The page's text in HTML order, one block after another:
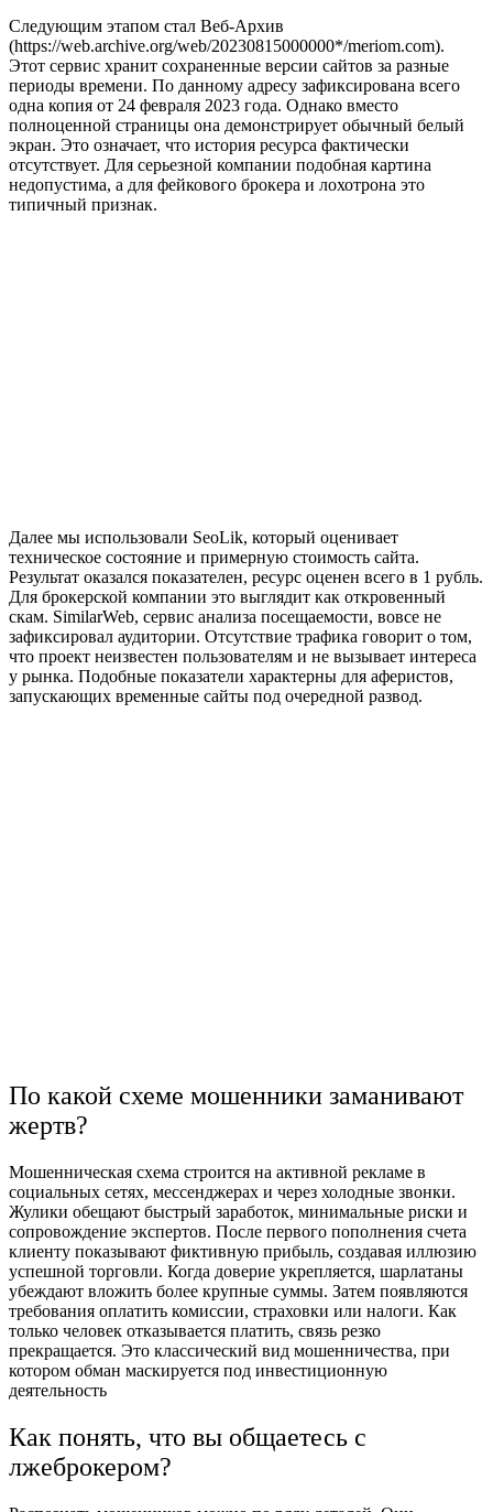
Следующим этапом стал Веб-Архив
(https://web.archive.org/web/20230815000000*/meriom.com).
Этот сервис хранит сохраненные версии сайтов за разные
периоды времени. По данному адресу зафиксирована всего
одна копия от 24 февраля 2023 года. Однако вместо
полноценной страницы она демонстрирует обычный белый
экран. Это означает, что история ресурса фактически
отсутствует. Для серьезной компании подобная картина
недопустима, а для фейкового брокера и лохотрона это
типичный признак.
Далее мы использовали SeoLik, который оценивает
техническое состояние и примерную стоимость сайта.
Результат оказался показателен, ресурс оценен всего в 1 рубль.
Для брокерской компании это выглядит как откровенный
скам. SimilarWeb, сервис анализа посещаемости, вовсе не
зафиксировал аудитории. Отсутствие трафика говорит о том,
что проект неизвестен пользователям и не вызывает интереса
у рынка. Подобные показатели характерны для аферистов,
запускающих временные сайты под очередной развод.
По какой схеме мошенники заманивают
жертв?
Мошенническая схема строится на активной рекламе в
социальных сетях, мессенджерах и через холодные звонки.
Жулики обещают быстрый заработок, минимальные риски и
сопровождение экспертов. После первого пополнения счета
клиенту показывают фиктивную прибыль, создавая иллюзию
успешной торговли. Когда доверие укрепляется, шарлатаны
убеждают вложить более крупные суммы. Затем появляются
требования оплатить комиссии, страховки или налоги. Как
только человек отказывается платить, связь резко
прекращается. Это классический вид мошенничества, при
котором обман маскируется под инвестиционную
деятельность
Как понять, что вы общаетесь с
лжеброкером?